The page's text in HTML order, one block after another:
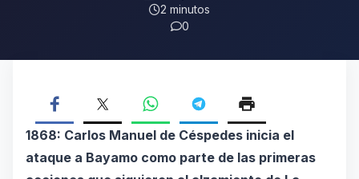
2 minutos
0
1868: Carlos Manuel de Céspedes inicia el
ataque a Bayamo como parte de las primeras